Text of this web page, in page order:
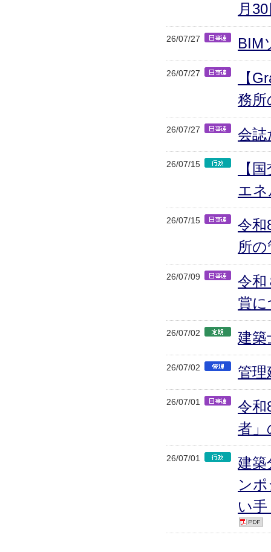
月
26/07/27 BIM
26/07/27
【
務所
26/07/27 会
26/07/15
【
エ
26/07/15
令和
所
26/07/09
令和
賞
26/07/02 建築
26/07/02 管理
26/07/01
令和
者」
26/07/01
建
ン
い